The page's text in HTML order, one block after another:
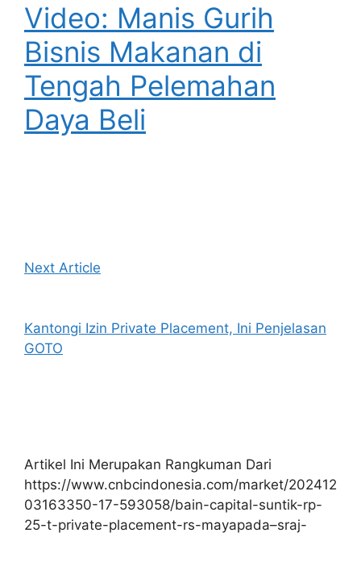
Video: Manis Gurih
Bisnis Makanan di
Tengah Pelemahan
Daya Beli
Next Article
Kantongi Izin Private Placement, Ini Penjelasan
GOTO
Artikel Ini Merupakan Rangkuman Dari
https://www.cnbcindonesia.com/market/202412
03163350-17-593058/bain-capital-suntik-rp-
25-t-private-placement-rs-mayapada–sraj-